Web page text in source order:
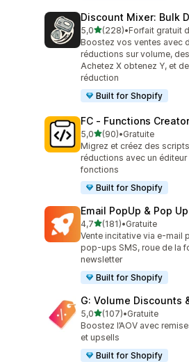
Discount Mixer: Bulk
5,0étoile(s) sur 5
(228)
228 avis au total
•Forfait gratuit
Boostez vos ventes avec
réductions sur volume,
Achetez X obtenez Y, et
réduction
Built for Shopify
FC ‑ Functions
5,0étoile(s) sur 5
(90)
90 avis au total
•Gratuite
Migrez et créez des
réductions avec un éditeur
fonctions
Built for Shopify
Email PopUp & Pop
4,7étoile(s) sur 5
(181)
181 avis au total
•Gratuite
Vente incitative via e-mail
pop-ups SMS, roue de la
newsletter
Built for Shopify
G: Volume Discounts
5,0étoile(s) sur 5
(107)
107 avis au total
•Gratuite
Boostez l’AOV avec
et upsells
Built for Shopify